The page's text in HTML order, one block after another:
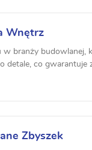
Wnętrz
branży budowlanej,
detale, co gwarantuje
Zbyszek